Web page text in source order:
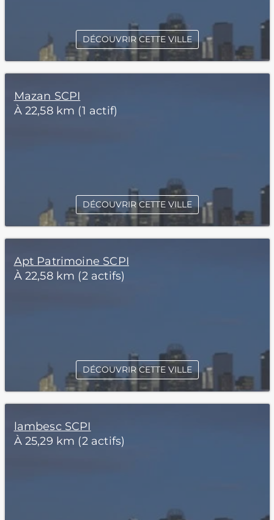
DÉCOUVRIR CETTE VILLE
Mazan SCPI
À 22,58 km (1 actif)
DÉCOUVRIR CETTE VILLE
Apt Patrimoine SCPI
À 22,58 km (2 actifs)
DÉCOUVRIR CETTE VILLE
lambesc SCPI
À 25,29 km (2 actifs)